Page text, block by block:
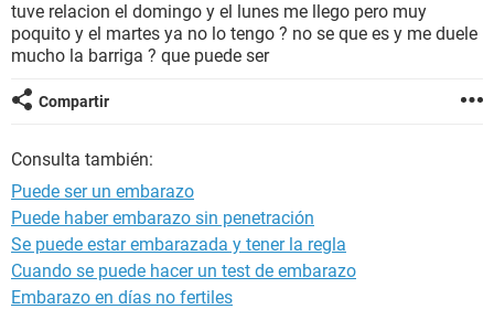
GLOSARIO
tuve relacion el domingo y el lunes me llego pero muy
poquito y el martes ya no lo tengo ? no se que es y me duele
mucho la barriga ? que puede ser
Compartir
Consulta también:
Puede ser un embarazo
Puede haber embarazo sin penetración
Se puede estar embarazada y tener la regla
Cuando se puede hacer un test de embarazo
Embarazo en días no fertiles